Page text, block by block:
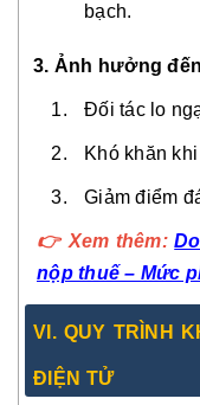
bạch.
3. Ảnh hưởng
Đối tác lo
Khó khăn
Giảm điểm
👉 Xem thêm:
nộp thuế – Mức
VI. QUY TRÌNH
ĐIỆN TỬ